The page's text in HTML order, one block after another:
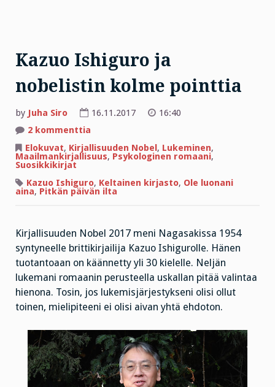
Kazuo Ishiguro ja
nobelistin kolme pointtia
by Juha Siro 16.11.2017
16:40
2 kommenttia
Ishiguro
ja
nobelistin
pointtia
Elokuvat, Kirjallisuuden Nobel , Lukeminen,
Maailmankirjallisuus, Psykologinen romaani,
Suosikkikirjat
Kazuo Ishiguro, Keltainen kirjasto, Ole luonani
aina, Pitkän päivän ilta
Kirjallisuuden Nobel 2017 meni Nagasakissa 1954
syntyneelle brittikirjailija Kazuo Ishigurolle. Hänen
tuotantoaan on käännetty yli 30 kielelle. Neljän
lukemani romaanin perusteella uskallan pitää valintaa
hienona. Tosin, jos lukemisjärjestykseni olisi ollut
toinen, mielipiteeni ei olisi aivan yhtä ehdoton.